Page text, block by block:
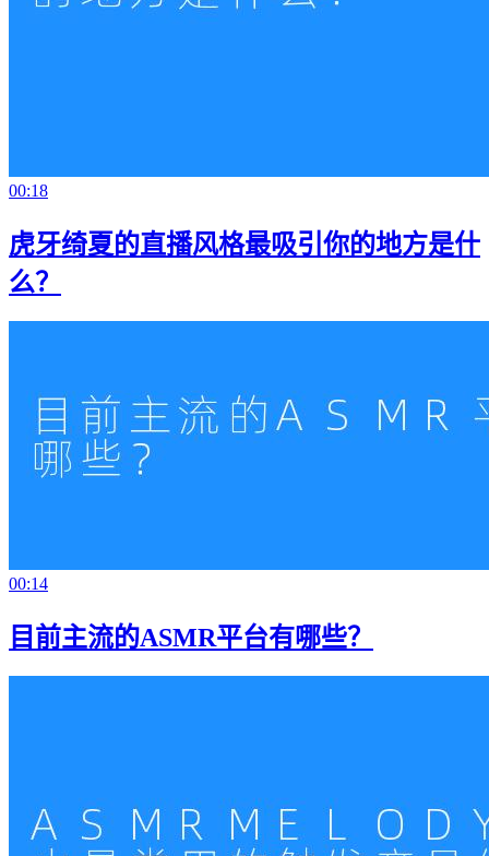
00:18
虎牙绮夏的直播风格最吸引你的地方是什
么？
00:14
目前主流的ASMR平台有哪些？